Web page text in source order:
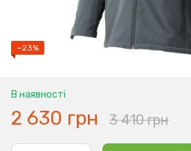
−23%
В наявності
2 630 грн 3 410 грн